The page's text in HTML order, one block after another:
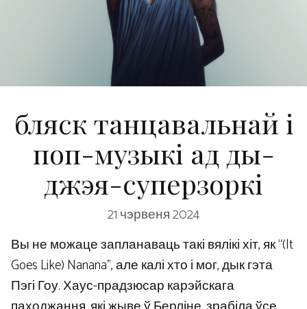
бляск танцавальнай і
поп-музыкі ад ды-
джэя-суперзоркі
21 чэрвеня 2024
Вы не можаце запланаваць такі вялікі хіт, як “(It
Goes Like) Nanana”, але калі хто і мог, дык гэта
Пэгі Гоу. Хаус-прадзюсар карэйскага